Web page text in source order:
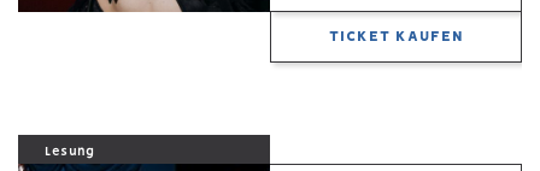
TICKET KAUFEN
Lesung